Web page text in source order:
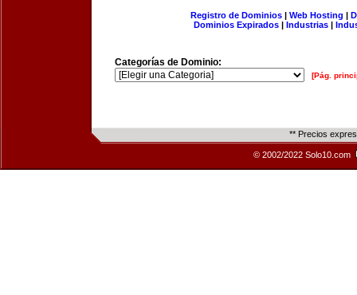
Registro de Dominios| Web Hosting |
Dominios Expirados | Industrias |
Categorías de Dominio:
[Pág.
** Precios
© 2002/2022 Solo10.com